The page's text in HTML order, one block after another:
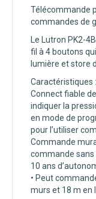
Télécommande
commandes de
Le Lutron PK2-
fil à 4 boutons
lumière et store
Caractéristiques
Connect fiable
indiquer la
en mode de
pour l’utiliser
Commande
commande sans
10 ans
• Peut
murs et 18 m en